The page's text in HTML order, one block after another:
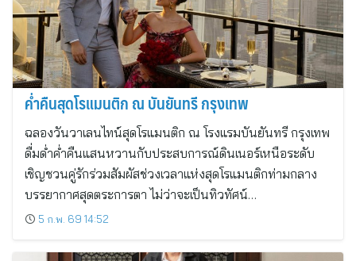
ค่ำคืนสุดโรแมนติก ณ บันยันทรี กรุงเทพ
ฉลองวันวาเลนไทน์สุดโรแมนติก ณ โรงแรมบันยันทรี กรุงเทพ
ดื่มด่ำค่ำคืนแสนหวานกับประสบการณ์ดินเนอร์เหนือระดับ
เชิญชวนคู่รักร่วมสัมผัสช่วงเวลาแห่งสุดโรแมนติกท่ามกลาง
บรรยากาศสุดตระการตา ไม่ว่าจะเป็นทิวทัศน์…
5 ก.พ. 69 14:52